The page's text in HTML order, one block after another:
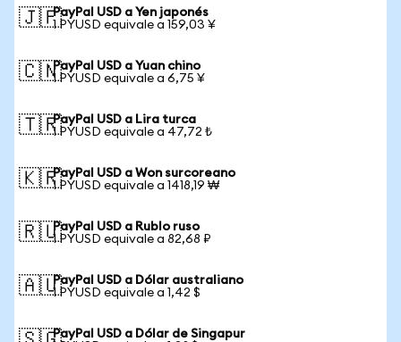
🇯🇵PayPal USD a Yen japonés
1 PYUSD equivale a 159,03 ¥
🇨🇳PayPal USD a Yuan chino
1 PYUSD equivale a 6,75 ¥
🇹🇷PayPal USD a Lira turca
1 PYUSD equivale a 47,72 ₺
🇰🇷PayPal USD a Won surcoreano
1 PYUSD equivale a 1418,19 ₩
🇷🇺PayPal USD a Rublo ruso
1 PYUSD equivale a 82,68 ₽
🇦🇺PayPal USD a Dólar australiano
1 PYUSD equivale a 1,42 $
PayPal USD a Dólar de Singapur